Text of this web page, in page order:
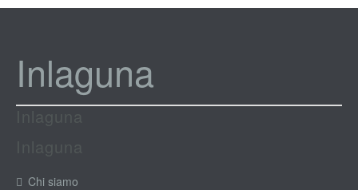
Inlaguna
Chi siamo